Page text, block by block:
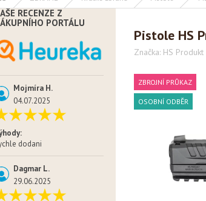
RECENZE Z
PORTÁLU
Mojmíra H.
04.07.2025
dodani
Dagmar L.
29.06.2025
Pistole HS
Značka: HS Produkt
ZBROJNÍ PRŮKAZ
OSOBNÍ ODBĚR